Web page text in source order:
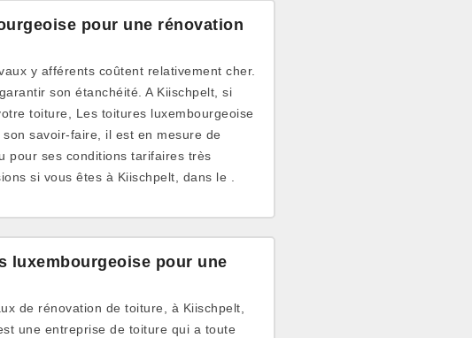
pour une rénovation
y afférents coûtent relativement cher.
son étanchéité. A Kiischpelt, si
toiture, Les toitures luxembourgeoise
savoir-faire, il est en mesure de
pour ses conditions tarifaires très
si vous êtes à Kiischpelt, dans le .
luxembourgeoise pour une
de rénovation de toiture, à Kiischpelt,
une entreprise de toiture qui a toute